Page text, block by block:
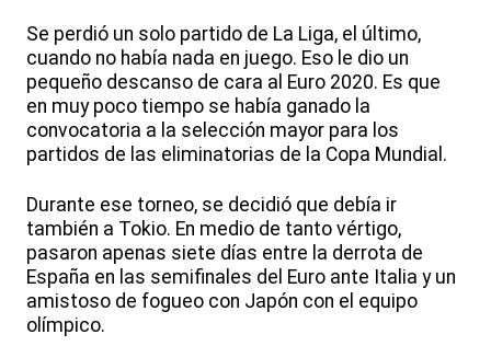
Se perdió un solo partido de La Liga, el último,
cuando no había nada en juego. Eso le dio un
pequeño descanso de cara al Euro 2020. Es que
en muy poco tiempo se había ganado la
convocatoria a la selección mayor para los
partidos de las eliminatorias de la Copa Mundial.
Durante ese torneo, se decidió que debía ir
también a Tokio. En medio de tanto vértigo,
pasaron apenas siete días entre la derrota de
España en las semifinales del Euro ante Italia y un
amistoso de fogueo con Japón con el equipo
olímpico.